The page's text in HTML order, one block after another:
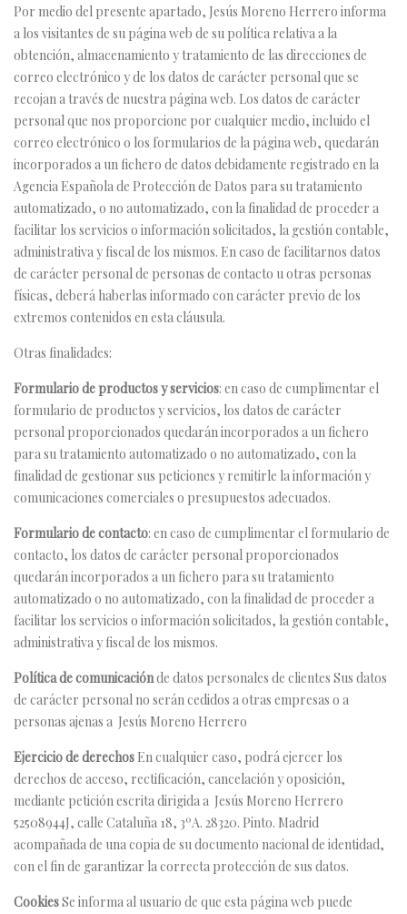
Por medio del presente apartado, Jesús Moreno Herrero informa
a los visitantes de su página web de su política relativa a la
obtención, almacenamiento y tratamiento de las direcciones de
correo electrónico y de los datos de carácter personal que se
recojan a través de nuestra página web. Los datos de carácter
personal que nos proporcione por cualquier medio, incluido el
correo electrónico o los formularios de la página web, quedarán
incorporados a un fichero de datos debidamente registrado en la
Agencia Española de Protección de Datos para su tratamiento
automatizado, o no automatizado, con la finalidad de proceder a
facilitar los servicios o información solicitados, la gestión contable,
administrativa y fiscal de los mismos. En caso de facilitarnos datos
de carácter personal de personas de contacto u otras personas
físicas, deberá haberlas informado con carácter previo de los
extremos contenidos en esta cláusula.
Otras finalidades:
Formulario de productos y servicios: en caso de cumplimentar el
formulario de productos y servicios, los datos de carácter
personal proporcionados quedarán incorporados a un fichero
para su tratamiento automatizado o no automatizado, con la
finalidad de gestionar sus peticiones y remitirle la información y
comunicaciones comerciales o presupuestos adecuados.
Formulario de contacto: en caso de cumplimentar el formulario de
contacto, los datos de carácter personal proporcionados
quedarán incorporados a un fichero para su tratamiento
automatizado o no automatizado, con la finalidad de proceder a
facilitar los servicios o información solicitados, la gestión contable,
administrativa y fiscal de los mismos.
Política de comunicaciónde datos personales de clientes Sus datos
de carácter personal no serán cedidos a otras empresas o a
personas ajenas a Jesús Moreno Herrero
Ejercicio de derechos En cualquier caso, podrá ejercer los
derechos de acceso, rectificación, cancelación y oposición,
mediante petición escrita dirigida a Jesús Moreno Herrero
52508944J, calle Cataluña 18, 3ºA. 28320. Pinto. Madrid
acompañada de una copia de su documento nacional de identidad,
con el fin de garantizar la correcta protección de sus datos.
CookiesSe informa al usuario de que esta página web puede